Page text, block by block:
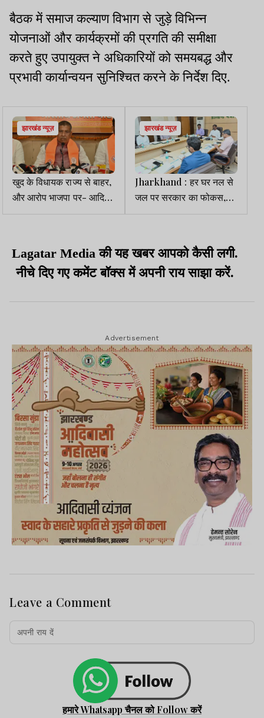
बैठक में समाज कल्याण विभाग से जुड़े विभिन्न
योजनाओं और कार्यक्रमों की प्रगति की समीक्षा
करते हुए उपायुक्त ने अधिकारियों को समयबद्ध और
प्रभावी कार्यान्वयन सुनिश्चित करने के निर्देश दिए.
झारखंड न्यूज़
खुद के विधायक राज्य से बाहर,
और आरोप भाजपा पर- आदित्य
साहू का कांग्रेस पर पलटवार
झारखंड न्यूज़
Jharkhand : हर घर नल से
जल पर सरकार का फोकस,
मुख्यमंत्री ने दिए सख्त निर्देश
Lagatar Media की यह खबर आपको कैसी लगी.
नीचे दिए गए कमेंट बॉक्स में अपनी राय साझा करें.
Advertisement
Leave a Comment
हमारे Whatsapp चैनल को Follow करें